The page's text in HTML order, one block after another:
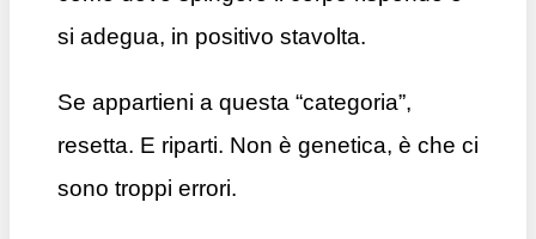
si adegua, in positivo stavolta.
Se appartieni a questa “categoria”,
resetta. E riparti. Non è genetica, è che ci
sono troppi errori.